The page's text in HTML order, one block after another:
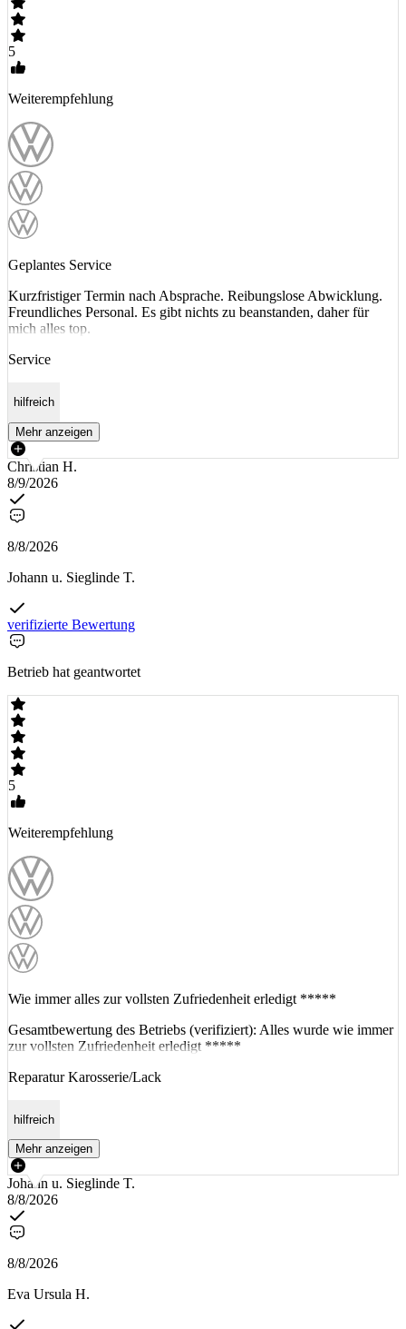
5
Weiterempfehlung
Geplantes Service
Kurzfristiger Termin nach Absprache. Reibungslose Abwicklung.
Freundliches Personal. Es gibt nichts zu beanstanden, daher für
mich alles top.
Service
hilfreich
Mehr anzeigen
Christian H.
8/9/2026
8/8/2026
Johann u. Sieglinde T.
verifizierte Bewertung
Betrieb hat geantwortet
5
Weiterempfehlung
Wie immer alles zur vollsten Zufriedenheit erledigt *****
Gesamtbewertung des Betriebs (verifiziert): Alles wurde wie immer
zur vollsten Zufriedenheit erledigt *****
Reparatur Karosserie/Lack
hilfreich
Mehr anzeigen
Johann u. Sieglinde T.
8/8/2026
8/8/2026
Eva Ursula H.